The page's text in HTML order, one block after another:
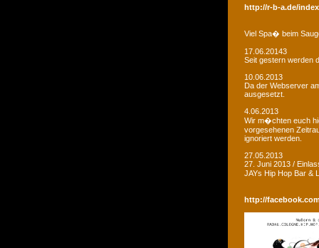
http://r-b-a.de/
Viel Spa� beim
17.06.20143
Seit gestern werden
10.06.2013
Da der Webserver
ausgesetzt.
4.06.2013
Wir m�chten euch
vorgesehenen
ignoriert werden.
27.05.2013
27. Juni 2013 /
JAYs Hip Hop Bar &
http://